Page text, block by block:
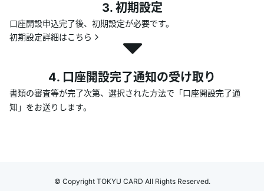
3. 初期設定
口座開設申込完了後、初期設定が必要です。
初期設定詳細はこちら
4. 口座開設完了通知の受け取り
書類の審査等が完了次第、選択された方法で「口座開設完了通
知」をお送りします。
© Copyright TOKYU CARD All Rights Reserved.